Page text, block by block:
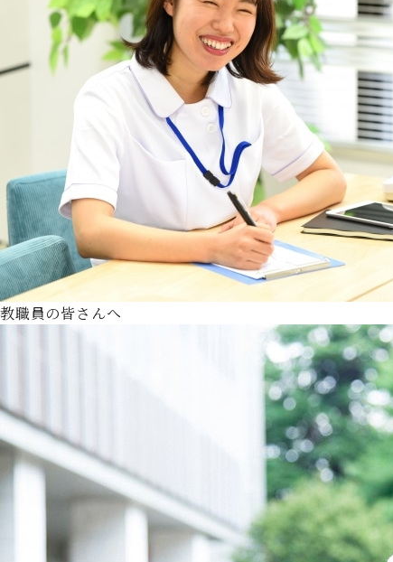
教職員の皆さんへ